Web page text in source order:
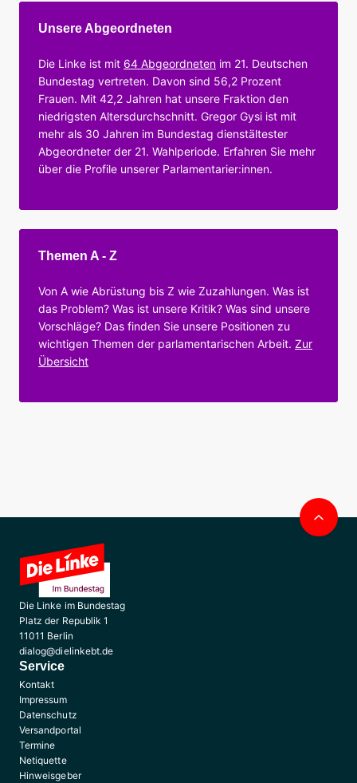
Unsere Abgeordneten
Die Linke ist mit 64 Abgeordneten im 21. Deutschen
Bundestag vertreten. Davon sind 56,2 Prozent
Frauen. Mit 42,2 Jahren hat unsere Fraktion den
niedrigsten Altersdurchschnitt. Gregor Gysi ist mit
mehr als 30 Jahren im Bundestag dienstältester
Abgeordneter der 21. Wahlperiode. Erfahren Sie mehr
über die Profile unserer Parlamentarier:innen.
Themen A - Z
Von A wie Abrüstung bis Z wie Zuzahlungen. Was ist
das Problem? Was ist unsere Kritik? Was sind unsere
Vorschläge? Das finden Sie unsere Positionen zu
wichtigen Themen der parlamentarischen Arbeit. Zur
Übersicht
Die Linke im Bundestag
Platz der Republik 1
11011 Berlin
dialog@dielinkebt.de
Service
Kontakt
Impressum
Datenschutz
Versandportal
Termine
Netiquette
Hinweisgeber